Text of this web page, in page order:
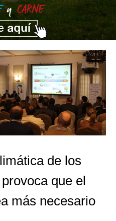
de los
que el
más necesario